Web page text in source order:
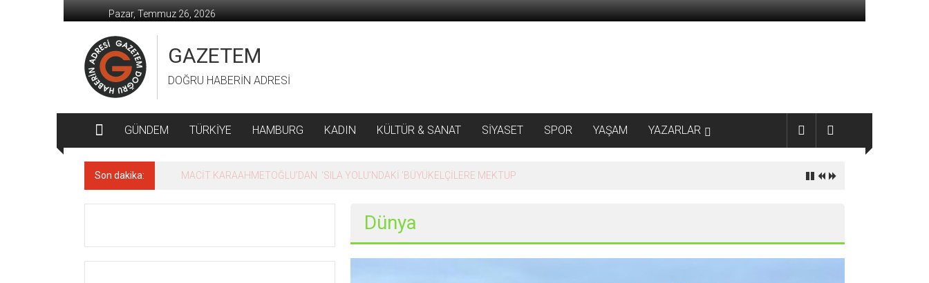
geç
Pazar, Temmuz 26, 2026
GAZETEM
DOĞRU HABERİN ADRESİ
GÜNDEM TÜRKİYE HAMBURG KADIN KÜLTÜR & SANAT SİYASET SPOR YAŞAM YAZARLAR
Son dakika: MACİT KARAAHMETOĞLU’DAN ‘SILA YOLU’NDAKİ ’BÜYÜKELÇİLERE MEKTUP
Dünya